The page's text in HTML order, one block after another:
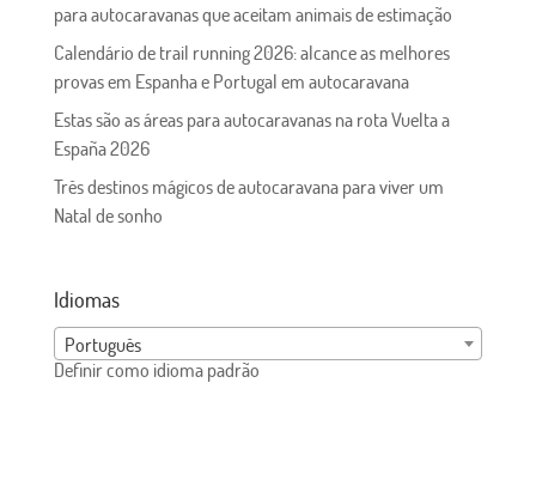
para autocaravanas que aceitam animais de estimação
Calendário de trail running 2026: alcance as melhores
provas em Espanha e Portugal em autocaravana
Estas são as áreas para autocaravanas na rota Vuelta a
España 2026
Três destinos mágicos de autocaravana para viver um
Natal de sonho
Idiomas
Português
Definir como idioma padrão